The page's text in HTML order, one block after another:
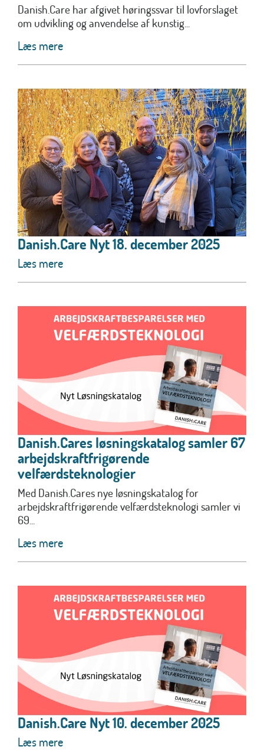
Danish.Care har afgivet høringssvar til lovforslaget
om udvikling og anvendelse af kunstig...
Læs mere
Danish.Care Nyt 18. december 2025
Læs mere
Danish.Cares løsningskatalog samler 67
arbejdskraftfrigørende
velfærdsteknologier
Med Danish.Cares nye løsningskatalog for
arbejdskraftfrigørende velfærdsteknologi samler vi
69...
Læs mere
Danish.Care Nyt 10. december 2025
Læs mere